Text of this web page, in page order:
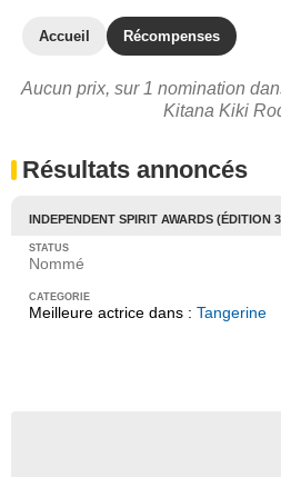
Accueil Récompenses
Aucun prix, sur 1 nomination
Kitana Kiki
Résultats annoncés
INDEPENDENT SPIRIT AWARDS (ÉDITION
Nommé
Meilleure actrice dans : Tangerine